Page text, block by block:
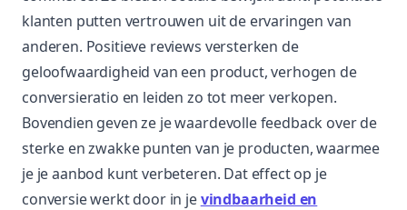
klanten putten vertrouwen uit de ervaringen van
anderen. Positieve reviews versterken de
geloofwaardigheid van een product, verhogen de
conversieratio en leiden zo tot meer verkopen.
Bovendien geven ze je waardevolle feedback over de
sterke en zwakke punten van je producten, waarmee
je je aanbod kunt verbeteren. Dat effect op je
conversie werkt door in jevindbaarheid en